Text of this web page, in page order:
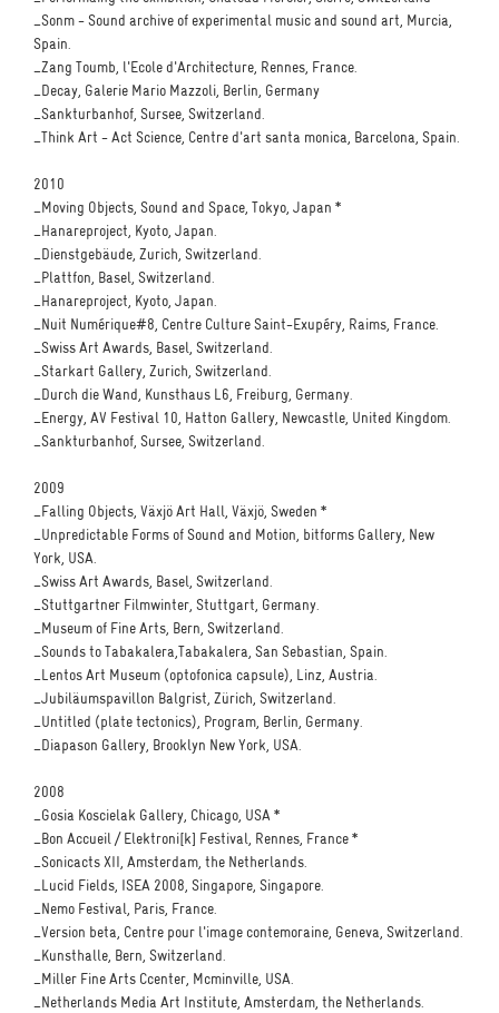
_Sonm - Sound archive of experimental music and sound art, Murcia,
Spain.
_Zang Toumb, l'Ecole d'Architecture, Rennes, France.
_Decay, Galerie Mario Mazzoli, Berlin, Germany
_Sankturbanhof, Sursee, Switzerland.
_Think Art - Act Science, Centre d'art santa monica, Barcelona, Spain.
2010
_Moving Objects, Sound and Space, Tokyo, Japan *
_Hanareproject, Kyoto, Japan.
_Dienstgebäude, Zurich, Switzerland.
_Plattfon, Basel, Switzerland.
_Hanareproject, Kyoto, Japan.
_Nuit Numérique#8, Centre Culture Saint-Exupéry, Raims, France.
_Swiss Art Awards, Basel, Switzerland.
_Starkart Gallery, Zurich, Switzerland.
_Durch die Wand, Kunsthaus L6, Freiburg, Germany.
_Energy, AV Festival 10, Hatton Gallery, Newcastle, United Kingdom.
_Sankturbanhof, Sursee, Switzerland.
2009
_Falling Objects, Växjö Art Hall, Växjö, Sweden *
_Unpredictable Forms of Sound and Motion, bitforms Gallery, New
York, USA.
_Swiss Art Awards, Basel, Switzerland.
_Stuttgartner Filmwinter, Stuttgart, Germany.
_Museum of Fine Arts, Bern, Switzerland.
_Sounds to Tabakalera,Tabakalera, San Sebastian, Spain.
_Lentos Art Museum (optofonica capsule), Linz, Austria.
_Jubiläumspavillon Balgrist, Zürich, Switzerland.
_Untitled (plate tectonics), Program, Berlin, Germany.
_Diapason Gallery, Brooklyn New York, USA.
2008
_Gosia Koscielak Gallery, Chicago, USA *
_Bon Accueil / Elektroni[k] Festival, Rennes, France *
_Sonicacts XII, Amsterdam, the Netherlands.
_Lucid Fields, ISEA 2008, Singapore, Singapore.
_Nemo Festival, Paris, France.
_Version beta, Centre pour l'image contemoraine, Geneva, Switzerland.
_Kunsthalle, Bern, Switzerland.
_Miller Fine Arts Ccenter, Mcminville, USA.
_Netherlands Media Art Institute, Amsterdam, the Netherlands.